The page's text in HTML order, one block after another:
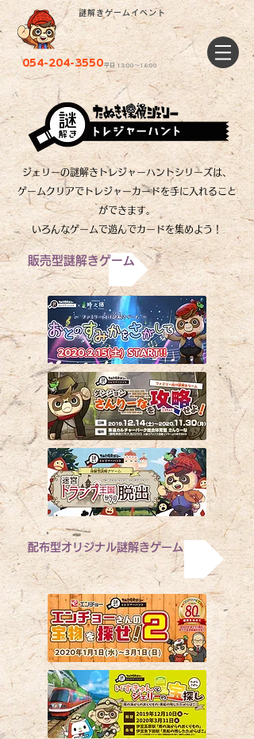
謎解きゲームイベント
054-204-3550 平日 13:00〜18:00
ジェリーの謎解きトレジャーハントシリーズは、
ゲームクリアでトレジャーカードを手に入れること
ができます。
​いろんなゲームで遊んでカードを集めよう！
販売型謎解きゲーム
配布型オリジナル謎解きゲーム